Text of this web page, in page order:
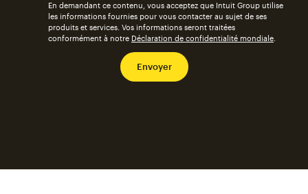
En demandant ce contenu, vous acceptez que Intuit Group utilise
les informations fournies pour vous contacter au sujet de ses
produits et services. Vos informations seront traitées
conformément à notre Déclaration de confidentialité mondiale